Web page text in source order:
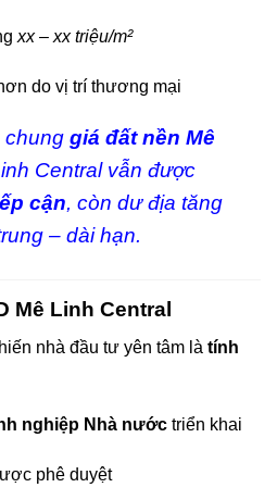
xx – xx triệu/m²
do vị trí thương mại
chung giá đất nền Mê
Central vẫn được
cận, còn dư địa tăng
– dài hạn.
Mê Linh Central
nhà đầu tư yên tâm là tính
nghiệp Nhà nướctriển khai
phê duyệt